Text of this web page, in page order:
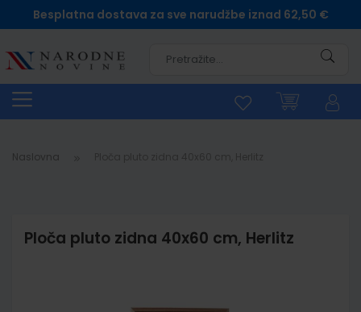
Besplatna dostava za sve narudžbe iznad 62,50 €
Naslovna
Ploča pluto zidna 40x60 cm, Herlitz